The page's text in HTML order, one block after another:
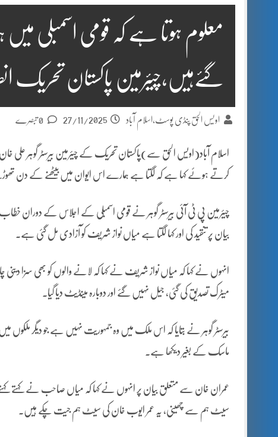
معلوم ہوتا ہے کہ قومی اسمبلی
گئےہیں،چیئرمین پاکستان تحریک
اویس الحق پنڈی پوسٹ،اسلام آباد 27/11/2025
اسلام آباد(اویس الحق سے)پاکستان تحریک کے چیئرمین بیرسٹر گوہر علی
کرتے ہوئے کہا ہے کہ لگتا ہے ہمارے اس ایوان میں بیٹھنے کے دن
چیئرمین پی ٹی آئی بیرسٹر گوہر نے قومی اسمبلی کے اجلاس کے دوران
بیان پر تنقید کی اور کہا لگتا ہے میاں نواز شریف کو آزادی مل گئی ہے۔
انہوں نے کہا کہ میاں نواز شریف نے کہا کہ لانے والوں کو بھی سزا دینی
میٹرک تصدیق کی گئی، جیل نہیں گئے اور دوبارہ مینڈیٹ دیا گیا۔
بیرسٹر گوہر نے بتایا کہ اس ملک میں وہ جمہوریت نہیں ہے جو دیگر
ماسک کے بغیر دیکھا ہے۔
عمران خان سے متعلق بیان پر انہوں نے کہا کہ میاں صاحب نے کہتے
سیٹ ہم سے چھینی، یہ عمر ایوب خان کی سیٹ ہم جیت چکے ہیں۔